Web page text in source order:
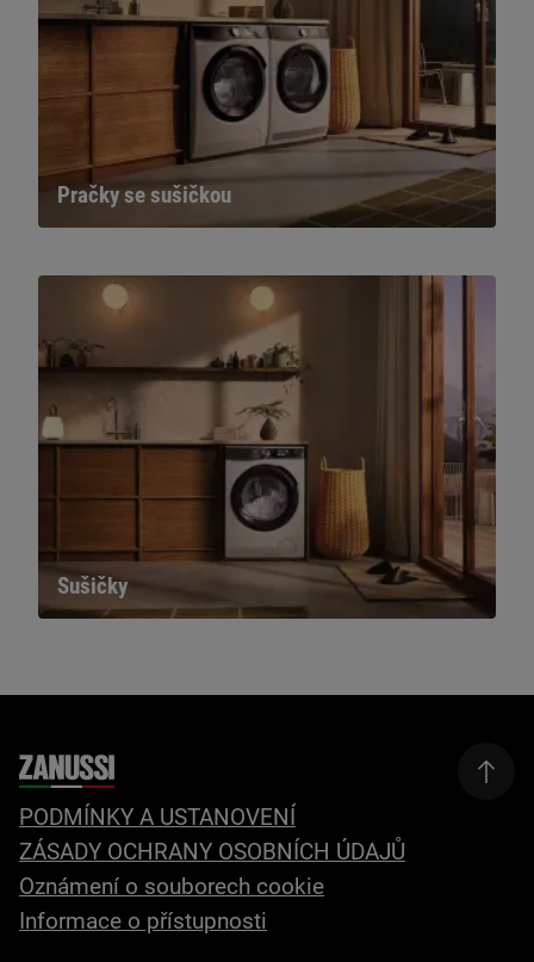
Pračky se sušičkou
Sušičky
PODMÍNKY A USTANOVENÍ
ZÁSADY OCHRANY OSOBNÍCH ÚDAJŮ
Oznámení o souborech cookie
Informace o přístupnosti